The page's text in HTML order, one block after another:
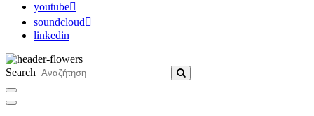
youtube
soundcloud
linkedin
Search